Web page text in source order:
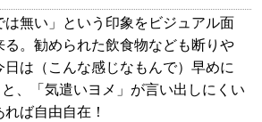
は無い」という印象をビジュアル面
。勧められた飲食物なども断りや
は（こんな感じなもんで）早めに
、「気遣いヨメ」が言い出しにくい
ば自由自在！